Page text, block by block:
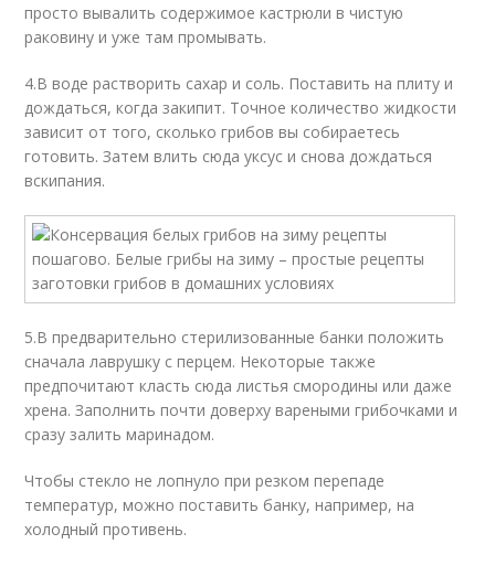
просто вывалить содержимое кастрюли в чистую
раковину и уже там промывать.
4.В воде растворить сахар и соль. Поставить на плиту и
дождаться, когда закипит. Точное количество жидкости
зависит от того, сколько грибов вы собираетесь
готовить. Затем влить сюда уксус и снова дождаться
вскипания.
5.В предварительно стерилизованные банки положить
сначала лаврушку с перцем. Некоторые также
предпочитают класть сюда листья смородины или даже
хрена. Заполнить почти доверху вареными грибочками и
сразу залить маринадом.
Чтобы стекло не лопнуло при резком перепаде
температур, можно поставить банку, например, на
холодный противень.